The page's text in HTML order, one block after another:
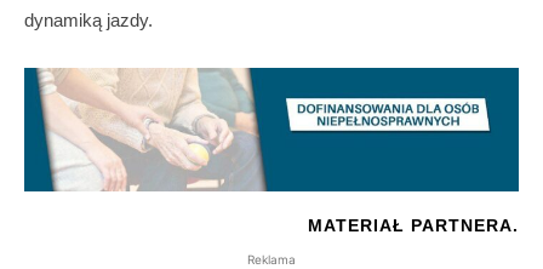
dynamiką jazdy.
MATERIAŁ PARTNERA.
Reklama